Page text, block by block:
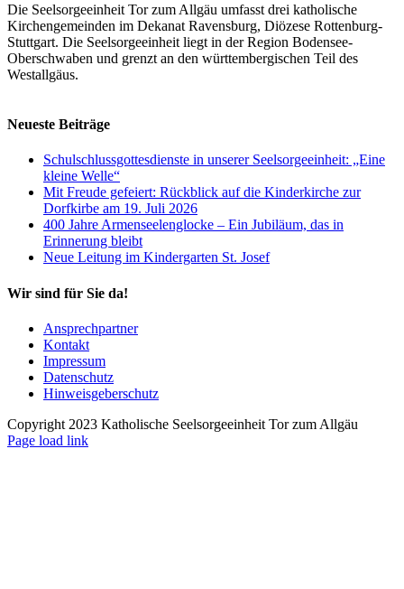
Die Seelsorgeeinheit Tor zum Allgäu umfasst drei katholische
Kirchengemeinden im Dekanat Ravensburg, Diözese Rottenburg-
Stuttgart. Die Seelsorgeeinheit liegt in der Region Bodensee-
Oberschwaben und grenzt an den württembergischen Teil des
Westallgäus.
Neueste Beiträge
Schulschlussgottesdienste in unserer Seelsorgeeinheit: „Eine
kleine Welle“
Mit Freude gefeiert: Rückblick auf die Kinderkirche zur
Dorfkirbe am 19. Juli 2026
400 Jahre Armenseelenglocke – Ein Jubiläum, das in
Erinnerung bleibt
Neue Leitung im Kindergarten St. Josef
Wir sind für Sie da!
Ansprechpartner
Kontakt
Impressum
Datenschutz
Hinweisgeberschutz
Copyright 2023 Katholische Seelsorgeeinheit Tor zum Allgäu
Page load link